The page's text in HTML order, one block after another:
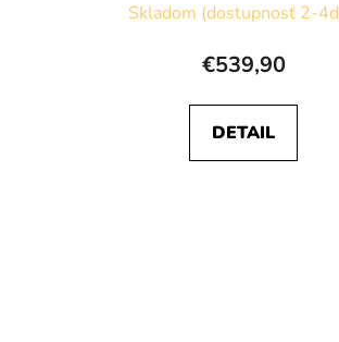
Skladom (dostupnosť 2-
€539,90
DETAIL